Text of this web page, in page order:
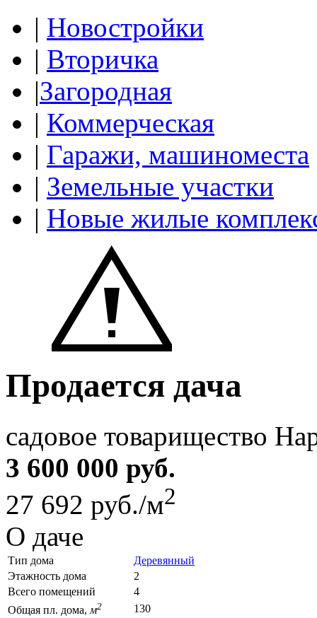
| Новостройки
| Вторичка
|Загородная
| Коммерческая
| Гаражи, машиноместа
| Земельные участки
| Новые жилые
Продается дача
садовое товарищество
3 600 000 руб.
27 692 руб./м2
О даче
Тип дома
Деревянный
Этажность дома
2
Всего помещений
4
Общая пл. дома, м2
130